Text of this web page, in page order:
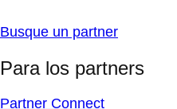
Busque un partner
Para los partners
Partner Connect